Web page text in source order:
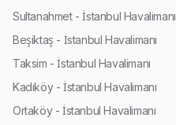
Sultanahmet - İstanbul Havalimanı
Beşiktaş - İstanbul Havalimanı
Taksim - İstanbul Havalimanı
Kadıköy - İstanbul Havalimanı
Ortaköy - İstanbul Havalimanı